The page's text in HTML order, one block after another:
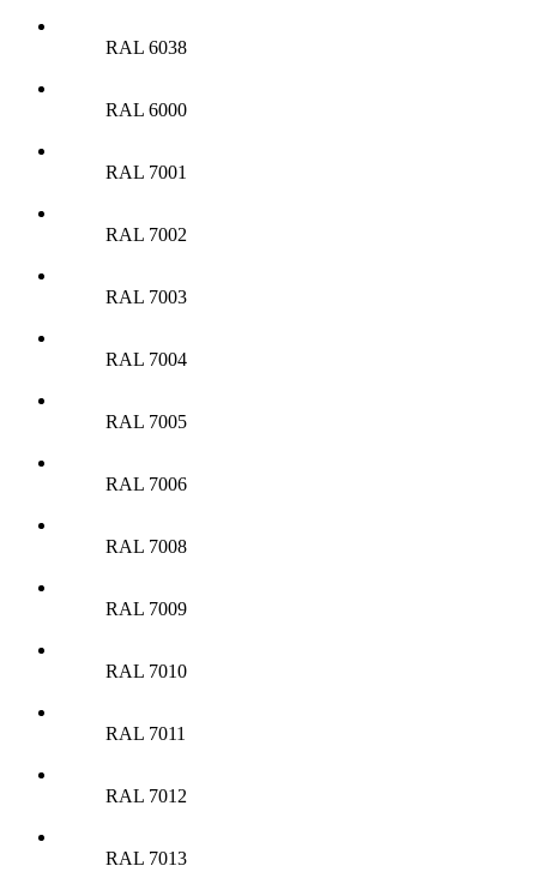
RAL 6038
RAL 6000
RAL 7001
RAL 7002
RAL 7003
RAL 7004
RAL 7005
RAL 7006
RAL 7008
RAL 7009
RAL 7010
RAL 7011
RAL 7012
RAL 7013